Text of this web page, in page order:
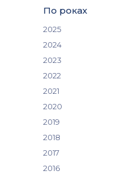
По роках
2025
2024
2023
2022
2021
2020
2019
2018
2017
2016